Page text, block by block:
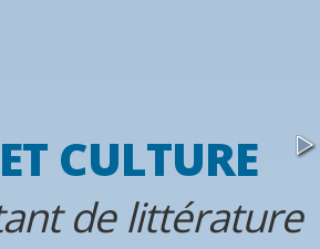
CULTURE
de littérature